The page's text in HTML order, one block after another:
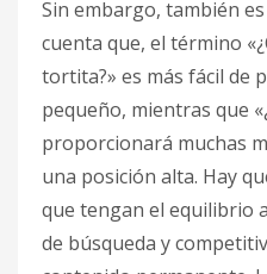
Sin embargo, también
cuenta que, el término
tortita?» es más fácil de
pequeño, mientras que
proporcionará muchas
una posición alta. Hay
que tengan el equilibrio
de búsqueda y